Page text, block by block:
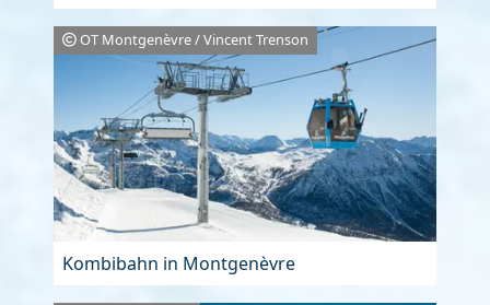
OT Montgenèvre / Vincent Trenson
Kombibahn in Montgenèvre